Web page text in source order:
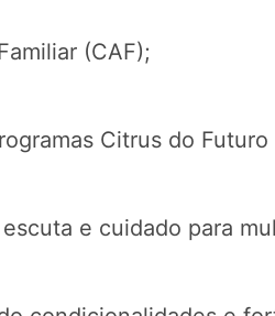
(CAF);
Citrus do
e cuidado para